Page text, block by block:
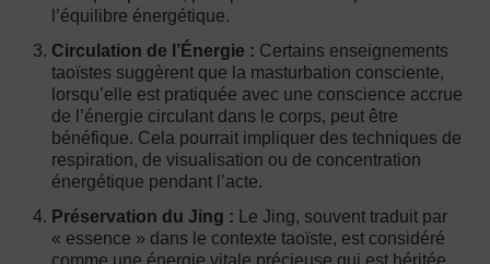
l’équilibre énergétique.
Circulation de l’Énergie : Certains enseignements
taoïstes suggèrent que la masturbation consciente,
lorsqu’elle est pratiquée avec une conscience accrue
de l’énergie circulant dans le corps, peut être
bénéfique. Cela pourrait impliquer des techniques de
respiration, de visualisation ou de concentration
énergétique pendant l’acte.
Préservation du Jing : Le Jing, souvent traduit par
« essence » dans le contexte taoïste, est considéré
comme une énergie vitale précieuse qui est héritée